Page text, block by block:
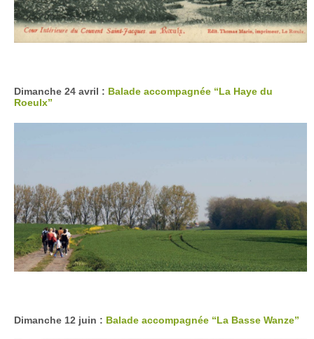
Dimanche 24 avril : Balade accompagnée “La Haye du
Roeulx”
Dimanche 12 juin : Balade accompagnée “La Basse Wanze”